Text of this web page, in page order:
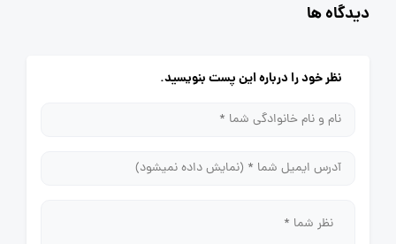
دیدگاه ها
نظر خود را درباره این پست بنویسید.